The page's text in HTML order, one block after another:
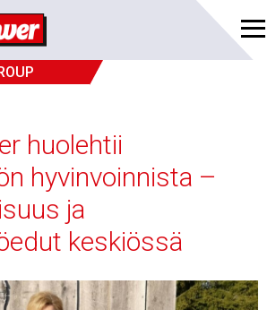
huolehtii
hyvinvoinnista –
ja
keskiössä